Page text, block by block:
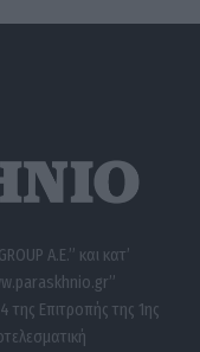
A.E.” και κατ’
Επιτροπής της 1ης